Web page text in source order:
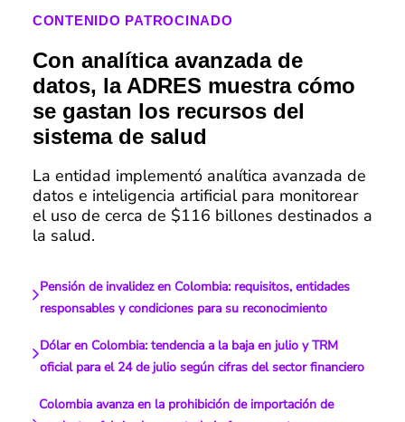
CONTENIDO PATROCINADO
Con analítica avanzada de
datos, la ADRES muestra cómo
se gastan los recursos del
sistema de salud
La entidad implementó analítica avanzada de
datos e inteligencia artificial para monitorear
el uso de cerca de $116 billones destinados a
la salud.
Pensión de invalidez en Colombia: requisitos, entidades
responsables y condiciones para su reconocimiento
Dólar en Colombia: tendencia a la baja en julio y TRM
oficial para el 24 de julio según cifras del sector financiero
Colombia avanza en la prohibición de importación de